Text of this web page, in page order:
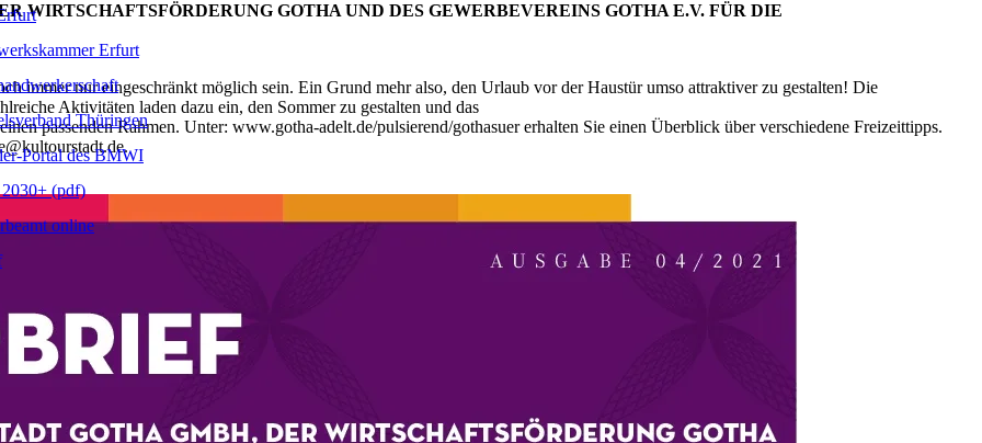
Erfurt
Thüringen
Portal des BMWI
(pdf)
online
WIRTSCHAFTSFÖRDERUNG GOTHA UND DES GEWERBEVEREINS GOTHA E.V. FÜR DIE
immer nur eingeschränkt möglich sein. Ein Grund mehr also, den Urlaub vor der Haustür umso attraktiver zu gestalten! Die
Aktivitäten laden dazu ein, den Sommer zu gestalten und das
passenden Rahmen. Unter: www.gotha-adelt.de/pulsierend/gothasuer erhalten Sie einen Überblick über verschiedene Freizeittipps.